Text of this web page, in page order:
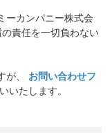
ーカンパニー株式会
責任を一切負わない
、
お問い合わせフ
いたします。